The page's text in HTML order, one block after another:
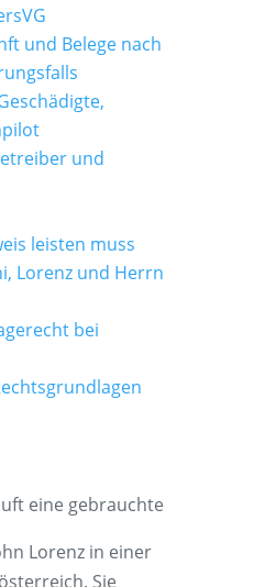
und Belege nach
und
leisten muss
Lorenz und Herrn
bei
eine gebrauchte
Lorenz in einer
Sie